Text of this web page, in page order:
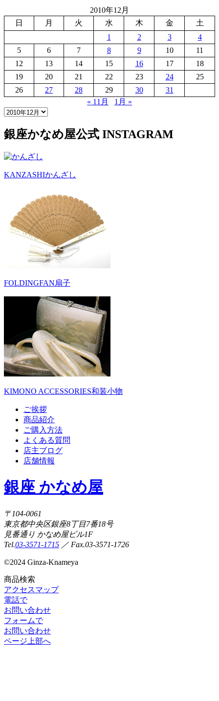
2010年12月
日
月 火 水 木 金
土
1
2 3
4
5
6 7 8 9 10
11
12
13 14 15 16 17
18
19
20 21 22 23 24
25
26
27 28 29 30
31
« 11月
1月 »
銀座かなめ屋公式 INSTAGRAM
KANZASHIかんざし
FOLDINGFAN扇子
KIMONO ACCESSORIES和装小物
ご挨拶
商品紹介
ご購入方法
よくある質問
店主ブログ
店舗情報
銀座 かなめ屋
〒104-0061
東京都中央区銀座8丁目7番18号
見番通り かなめ屋ビル1F
Tel.03-3571-1715 ／ Fax.03-3571-1726
©2024 Ginza-Knameya
商品検索
アクセスマップ
電話で
お問い合わせ
フォームで
お問い合わせ
ページ上部へ